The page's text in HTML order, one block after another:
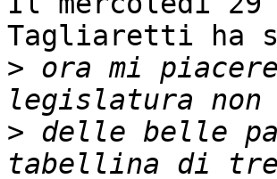
Tagliaretti ha
> ora mi
> delle belle